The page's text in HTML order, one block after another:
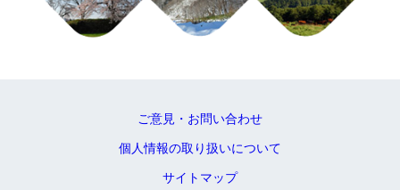
ご意見・お問い合わせ
個人情報の取り扱いについて
サイトマップ